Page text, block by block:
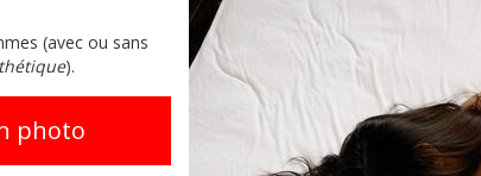
(avec ou sans
).
photo